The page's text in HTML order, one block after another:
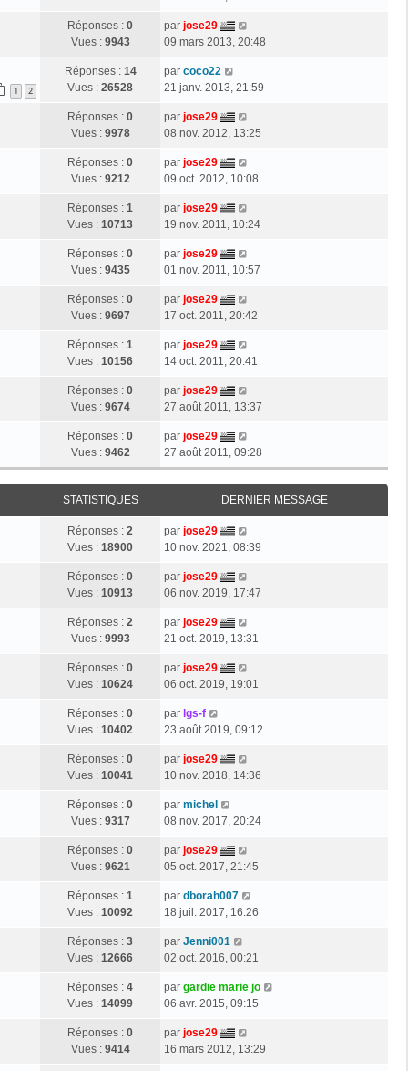
Réponses : 0
Vues : 9943
par jose29
09 mars 2013, 20:48
1 2
Réponses : 14
Vues : 26528
par coco22
21 janv. 2013, 21:59
Réponses : 0
Vues : 9978
par jose29
08 nov. 2012, 13:25
Réponses : 0
Vues : 9212
par jose29
09 oct. 2012, 10:08
Réponses : 1
Vues : 10713
par jose29
19 nov. 2011, 10:24
Réponses : 0
Vues : 9435
par jose29
01 nov. 2011, 10:57
Réponses : 0
Vues : 9697
par jose29
17 oct. 2011, 20:42
Réponses : 1
Vues : 10156
par jose29
14 oct. 2011, 20:41
Réponses : 0
Vues : 9674
par jose29
27 août 2011, 13:37
Réponses : 0
Vues : 9462
par jose29
27 août 2011, 09:28
STATISTIQUES DERNIER MESSAGE
Réponses : 2
Vues : 18900
par jose29
10 nov. 2021, 08:39
Réponses : 0
Vues : 10913
par jose29
06 nov. 2019, 17:47
Réponses : 2
Vues : 9993
par jose29
21 oct. 2019, 13:31
Réponses : 0
Vues : 10624
par jose29
06 oct. 2019, 19:01
Réponses : 0
Vues : 10402
par lgs-f
23 août 2019, 09:12
Réponses : 0
Vues : 10041
par jose29
10 nov. 2018, 14:36
Réponses : 0
Vues : 9317
par michel
08 nov. 2017, 20:24
Réponses : 0
Vues : 9621
par jose29
05 oct. 2017, 21:45
Réponses : 1
Vues : 10092
par dborah007
18 juil. 2017, 16:26
Réponses : 3
Vues : 12666
par Jenni001
02 oct. 2016, 00:21
Réponses : 4
Vues : 14099
par gardie marie jo
06 avr. 2015, 09:15
Réponses : 0
Vues : 9414
par jose29
16 mars 2012, 13:29